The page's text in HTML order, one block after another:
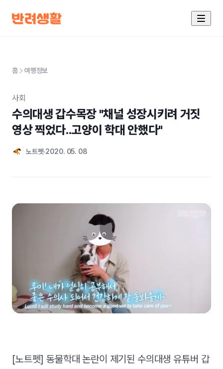
홈 여행정보
사회
수의대생 갑수목장 "채널 성장시키려 거짓
영상 찍었다..고양이 학대 안했다"
노트펫 2020. 05. 08
[노트펫] 동물학대 논란이 제기된 수의대생 유튜버 갑